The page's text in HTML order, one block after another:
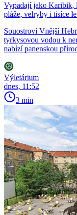
Vypadají jako Karibik,
pláže, velryby i tisíce
Souostroví Vnější
tyrkysovou vodou k
nabízí panenskou
Výletárium
dnes, 11:52
3 min